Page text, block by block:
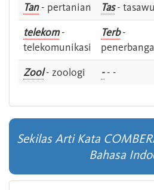
Tan- pertanian Tas-
telekom-
telekomunikasi
Terb-
Zool- zoologi -- -
Sekilas Arti Kata
Bahasa